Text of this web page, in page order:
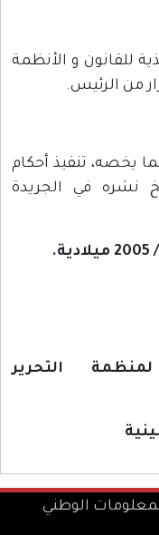
للقانون و الأنظمة
من الرئيس.
يخصه، تنفيذ أحكام
نشره في الجريدة
التحرير
الوطني